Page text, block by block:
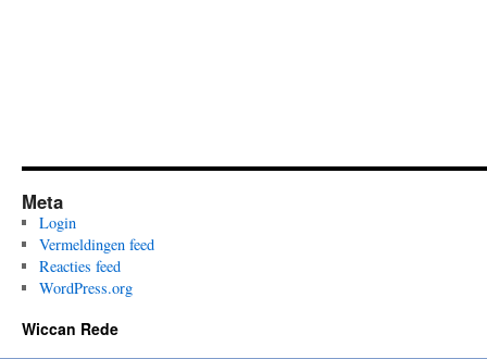
Meta
Login
Vermeldingen feed
Reacties feed
WordPress.org
Wiccan Rede